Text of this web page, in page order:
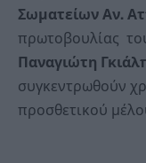
Σωματείων Αν.
πρωτοβουλίας
Παναγιώτη
συγκεντρωθούν
προσθετικού